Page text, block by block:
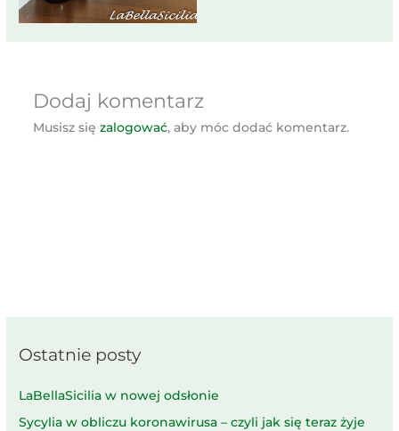
Dodaj komentarz
Musisz się zalogować, aby móc dodać komentarz.
Ostatnie posty
LaBellaSicilia w nowej odsłonie
Sycylia w obliczu koronawirusa – czyli jak się teraz żyje